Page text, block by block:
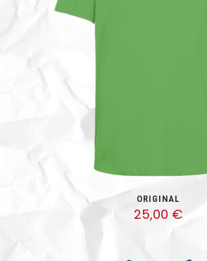
ORIGINAL
25,00 €